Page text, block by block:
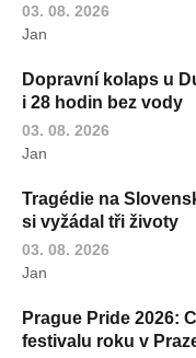
03. 08. 2026
Jan
Dopravní kolaps u
i 28 hodin bez vody
03. 08. 2026
Jan
Tragédie na
si vyžádal tři životy
03. 08. 2026
Jan
Prague Pride 2026:
festivalu roku v